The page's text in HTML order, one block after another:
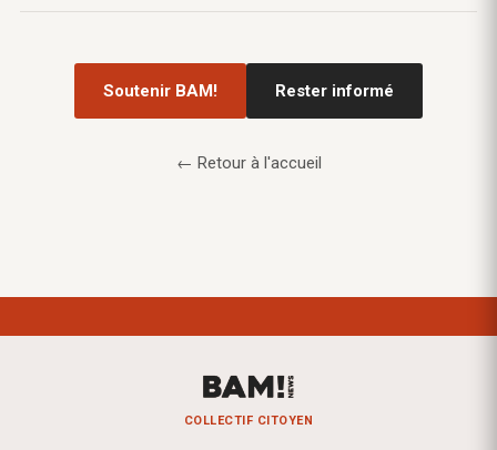
Soutenir BAM! Rester informé
← Retour à l'accueil
COLLECTIF CITOYEN